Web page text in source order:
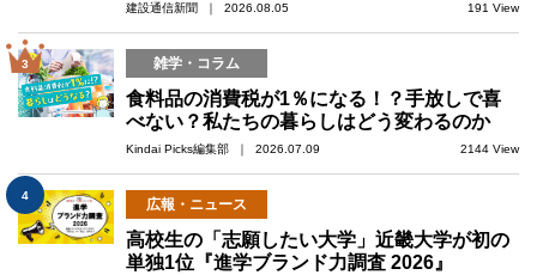
建設通信新聞 ｜ 2026.08.05 191 View
3 雑学・コラム
食料品の消費税が1％になる！？手放しで喜
べない？私たちの暮らしはどう変わるのか
Kindai Picks編集部 ｜ 2026.07.09 2144 View
4
広報・ニュース
高校生の「志願したい大学」近畿大学が初の
単独1位『進学ブランド力調査 2026』